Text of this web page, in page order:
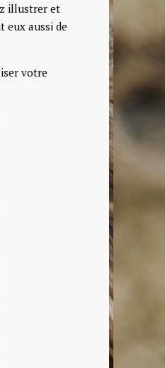
illustrer et
eux aussi de
votre